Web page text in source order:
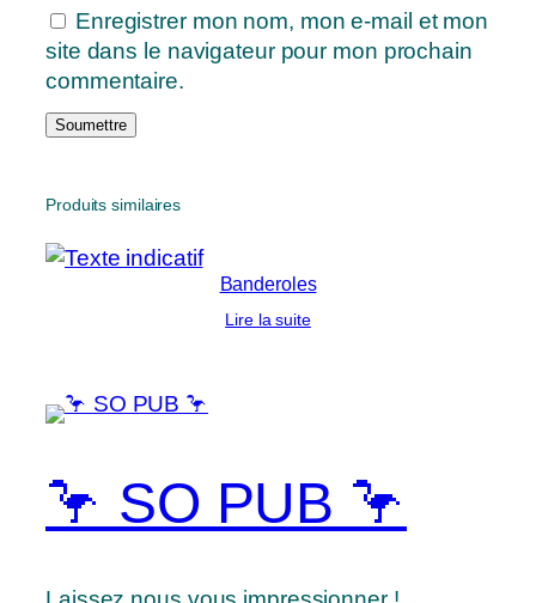
Enregistrer mon nom, mon e-mail et mon
site dans le navigateur pour mon prochain
commentaire.
Produits similaires
Banderoles
Lire la suite
🦩 SO PUB 🦩